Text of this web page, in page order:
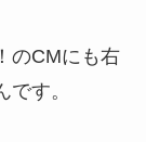
のCMにも右
す。